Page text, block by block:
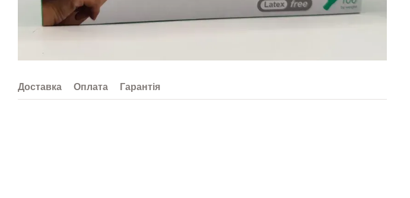
Доставка Оплата Гарантія